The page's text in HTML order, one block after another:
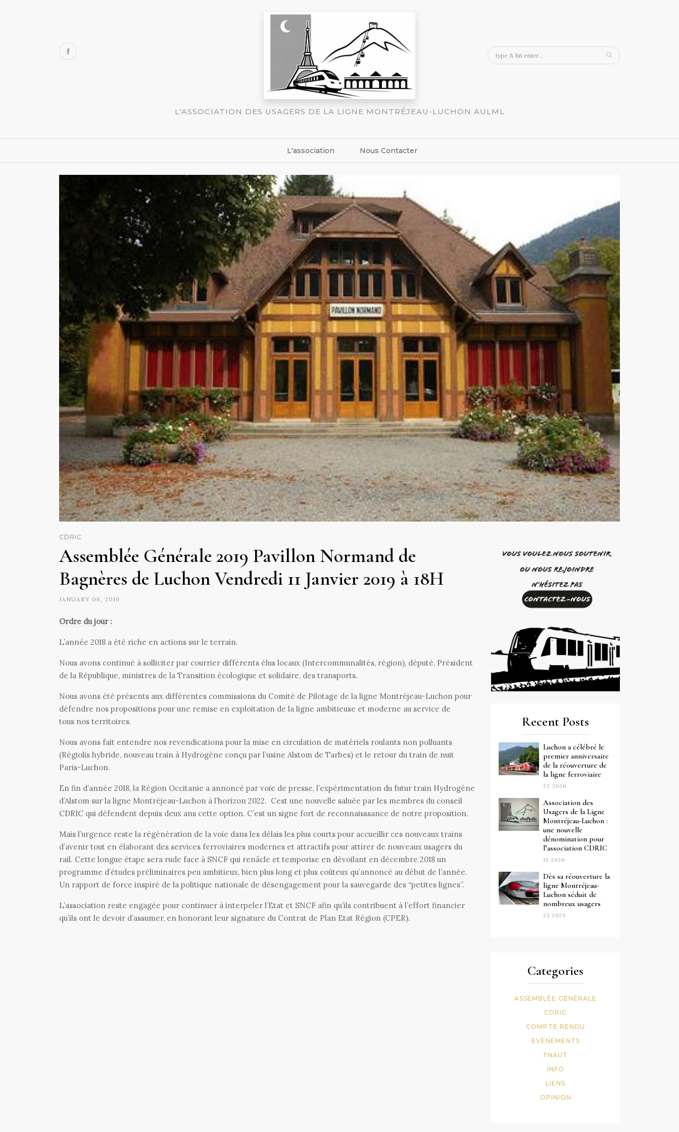
L'ASSOCIATION DES USAGERS DE LA LIGNE MONTRÉJEAU-LUCHON AULML
L'association Nous Contacter
CDRIC
Assemblée Générale 2019 Pavillon Normand de
Bagnères de Luchon Vendredi 11 Janvier 2019 à 18H
JANUARY 06, 2019
Ordre du jour :
L’année 2018 a été riche en actions sur le terrain.
Nous avons continué à solliciter par courrier différents élus locaux (Intercommunalités, région), député, Président
de la République, ministres de la Transition écologique et solidaire, des transports.
Nous avons été présents aux différentes commissions du Comité de Pilotage de la ligne Montréjeau-Luchon pour
défendre nos propositions pour une remise en exploitation de la ligne ambitieuse et moderne au service de
tous nos territoires.
Nous avons fait entendre nos revendications pour la mise en circulation de matériels roulants non polluants
(Régiolis hybride, nouveau train à Hydrogène conçu par l’usine Alstom de Tarbes) et le retour du train de nuit
Paris-Luchon.
En fin d’année 2018, la Région Occitanie a annoncé par voie de presse, l’expérimentation du futur train Hydrogène
d’Alstom sur la ligne Montréjeau-Luchon à l’horizon 2022. Cest une nouvelle saluée par les membres du conseil
CDRIC qui défendent depuis deux ans cette option. C’est un signe fort de reconnaisssance de notre proposition.
Mais l’urgence reste la régénération de la voie dans les délais les plus courts pour accueillir ces nouveaux trains
d’avenir tout en élaborant des services ferroviaires modernes et attractifs pour attirer de nouveaux usagers du
rail. Cette longue étape sera rude face à SNCF qui renâcle et temporise en dévoilant en décembre 2018 un
programme d’études préliminaires peu ambitieux, bien plus long et plus coûteux qu’annoncé au début de l’année.
Un rapport de force inspiré de la politique nationale de désengagement pour la sauvegarde des “petites lignes”.
L’association reste engagée pour continuer à interpeler l’Etat et SNCF afin qu’ils contribuent à l’effort financier
qu’ils ont le devoir d’assumer, en honorant leur signature du Contrat de Plan Etat Région (CPER).
Recent Posts
Luchon a célébré le
premier anniversaire
de la réouverture de
la ligne ferroviaire
22 2026
Association des
Usagers de la Ligne
Montréjeau-Luchon :
une nouvelle
dénomination pour
l’association CDRIC
15 2026
Dès sa réouverture la
ligne Montréjeau-
Luchon séduit de
nombreux usagers
23 2025
Categories
ASSEMBLÉE GÉNÉRALE
CDRIC
COMPTE RENDU
EVÈNEMENTS
FNAUT
INFO
LIENS
OPINION